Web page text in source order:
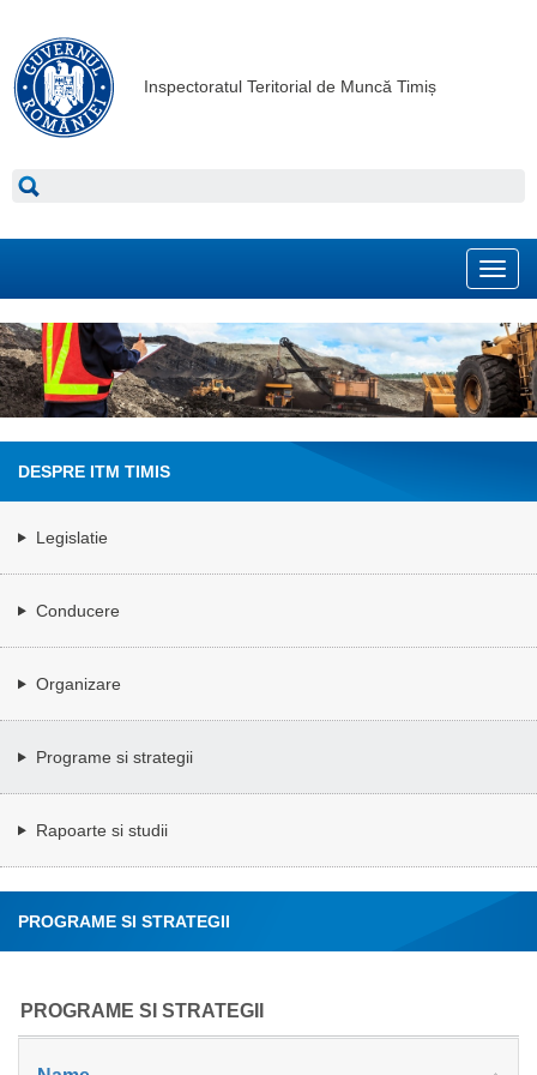
Inspectoratul Teritorial de Muncă Timiș
DESPRE ITM TIMIS
Legislatie
Conducere
Organizare
Programe si strategii
Rapoarte si studii
PROGRAME SI STRATEGII
PROGRAME SI STRATEGII